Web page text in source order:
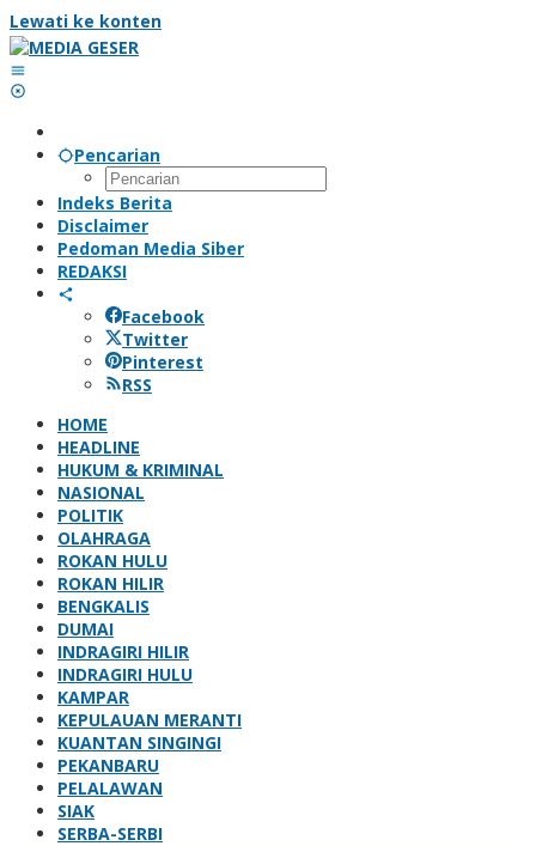
Lewati ke konten
Pencarian
Indeks Berita
Disclaimer
Pedoman Media Siber
REDAKSI
Facebook
Twitter
Pinterest
RSS
HOME
HEADLINE
HUKUM & KRIMINAL
NASIONAL
POLITIK
OLAHRAGA
ROKAN HULU
ROKAN HILIR
BENGKALIS
DUMAI
INDRAGIRI HILIR
INDRAGIRI HULU
KAMPAR
KEPULAUAN MERANTI
KUANTAN SINGINGI
PEKANBARU
PELALAWAN
SIAK
SERBA-SERBI